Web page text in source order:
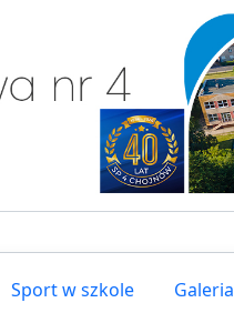
Sport w szkole Galeria